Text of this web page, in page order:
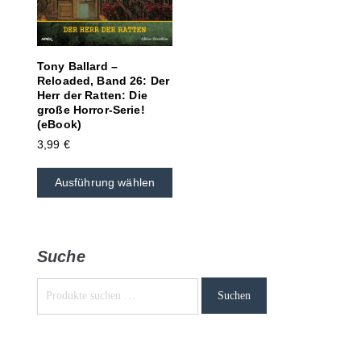
Tony Ballard –
Reloaded, Band 26: Der
Herr der Ratten: Die
große Horror-Serie!
(eBook)
3,99 €
Ausführung wählen
Suche
Suchen